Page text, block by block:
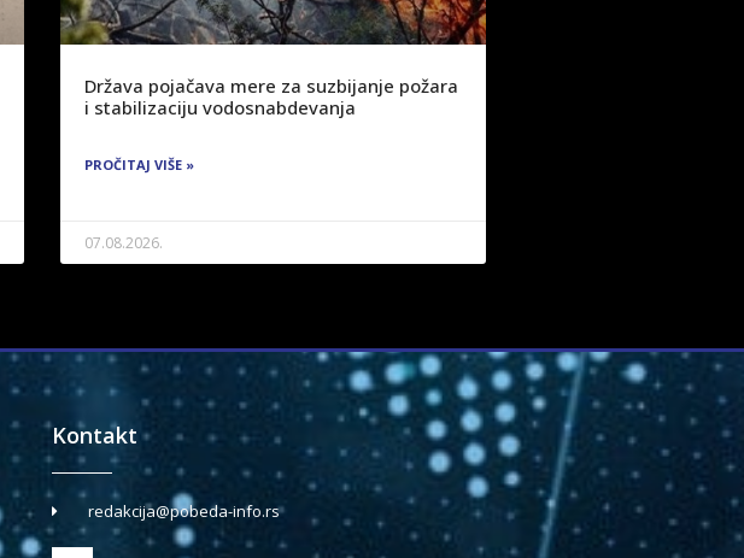
Država pojačava mere za suzbijanje požara
i stabilizaciju vodosnabdevanja
PROČITAJ VIŠE »
07.08.2026.
Kontakt
redakcija@pobeda-info.rs